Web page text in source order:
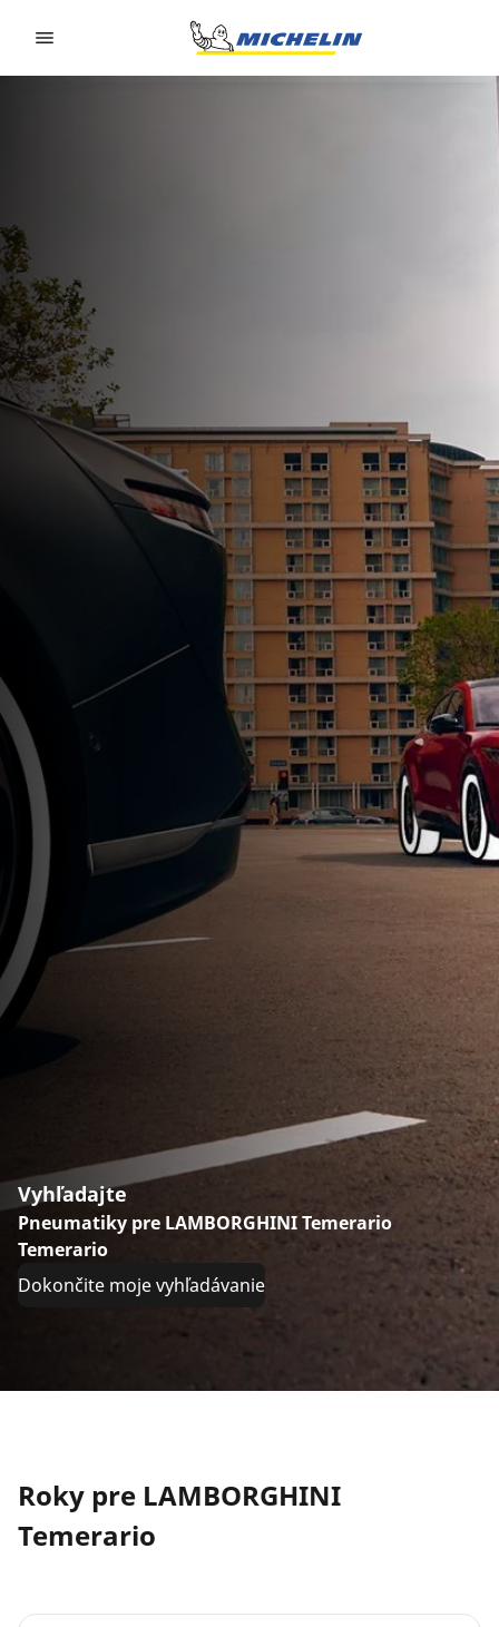
Vyhľadajte
Pneumatiky pre LAMBORGHINI Temerario
Temerario
Dokončite moje vyhľadávanie
Roky pre LAMBORGHINI
Temerario